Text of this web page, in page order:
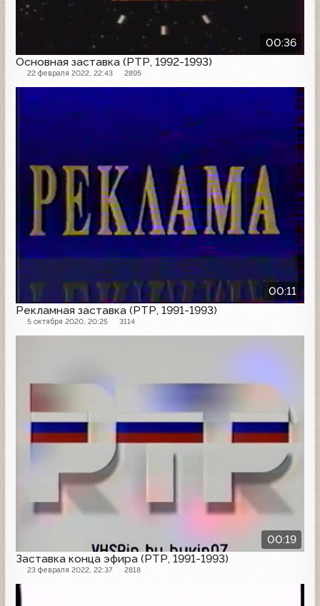
00:36
Основная заставка (РТР, 1992-1993)
22 февраля 2022, 22:43 2895
00:11
Рекламная заставка (РТР, 1991-1993)
5 октября 2020, 20:25 3114
00:19
Заставка конца эфира (РТР, 1991-1993)
23 февраля 2022, 22:37 2818
Заставка